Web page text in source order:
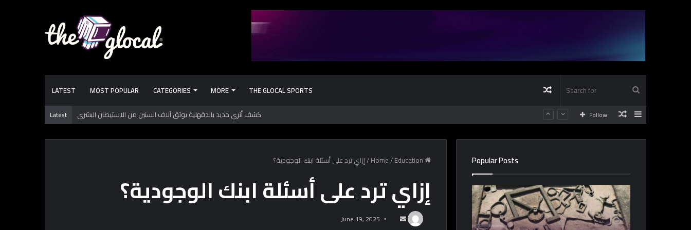
LATEST MOST POPULAR CATEGORIES MORE THE GLOCAL SPORTS
for
Random
Article
Latest نادي “هارتس”.. من حلم الفوز بالدوري للسقوط الحر
Random
Follow
/Education
/إزاي ترد على أسئلة ابنك الوجودية؟
إزاي ترد على أسئلة ابنك الوجودية؟
June 19, 2025
Popular Posts